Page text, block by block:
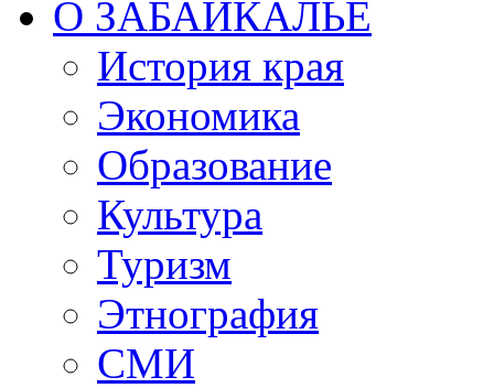
О ЗАБАЙКАЛЬЕ
История края
Экономика
Образование
Культура
Туризм
Этнография
СМИ